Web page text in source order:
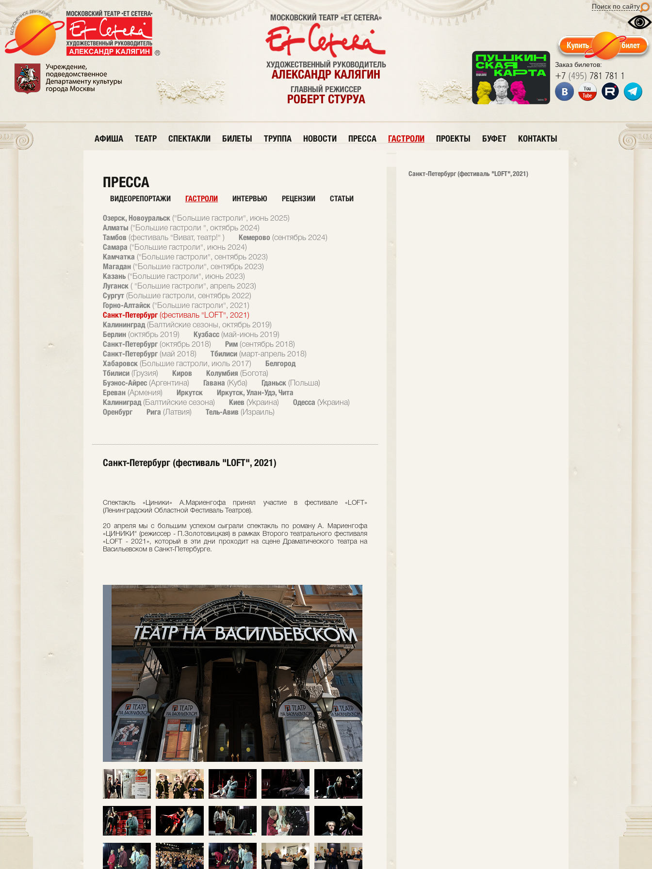
Поиск по сайту
Заказ билетов:
+7 (495) 781 781 1
МОСКОВСКИЙ ТЕАТР «ET CETERA»
ХУДОЖЕСТВЕННЫЙ РУКОВОДИТЕЛЬ
АЛЕКСАНДР КАЛЯГИН
ГЛАВНЫЙ РЕЖИССЕР
РОБЕРТ СТУРУА
АФИША ТЕАТР СПЕКТАКЛИ БИЛЕТЫ ТРУППА НОВОСТИ ПРЕССА ГАСТРОЛИ ПРОЕКТЫ БУФЕТ КОНТАКТЫ
Санкт-Петербург (фестиваль "LOFT", 2021)
ПРЕССА
ВИДЕОРЕПОРТАЖИ ГАСТРОЛИ ИНТЕРВЬЮ РЕЦЕНЗИИ СТАТЬИ
Озерск, Новоуральск ("Большие гастроли", июнь 2025)
Алматы ("Большие гастроли ", октябрь 2024)
Тамбов (фестиваль "Виват, театр!" ) Кемерово (сентябрь 2024)
Самара ("Большие гастроли", июнь 2024)
Камчатка ("Большие гастроли", сентябрь 2023)
Магадан ("Большие гастроли", сентябрь 2023)
Казань ("Большие гастроли", июнь 2023)
Луганск ( "Большие гастроли", апрель 2023)
Сургут (Большие гастроли, сентябрь 2022)
Горно-Алтайск ("Большие гастроли", 2021)
Санкт-Петербург (фестиваль "LOFT", 2021)
Калининград (Балтийские сезоны, октябрь 2019)
Берлин (октябрь 2019) Кузбасс (май-июнь 2019)
Санкт-Петербург (октябрь 2018) Рим (сентябрь 2018)
Санкт-Петербург (май 2018) Тбилиси (март-апрель 2018)
Хабаровск (Большие гастроли, июль 2017)
Белгород
Тбилиси (Грузия) Киров Колумбия (Богота)
Буэнос-Айрес (Аргентина) Гавана (Куба) Гданьск (Польша)
Ереван (Армения) Иркутск
Иркутск, Улан-Удэ, Чита
Калиниград (Балтийские сезона) Киев (Украина) Одесса (Украина)
Оренбург Рига (Латвия) Тель-Авив (Израиль)
Санкт-Петербург (фестиваль "LOFT", 2021)
Спектакль «Циники» А.Мариенгофа принял участие в фестивале «LOFT»
(Ленинградский Областной Фестиваль Театров).
20 апреля мы с большим успехом сыграли спектакль по роману А. Мариенгофа
«ЦИНИКИ" (режиссер - П.Золотовицкая) в рамках Второго театрального фестиваля
«LOFT - 2021», который в эти дни проходит на сцене Драматического театра на
Васильевском в Санкт-Петербурге.